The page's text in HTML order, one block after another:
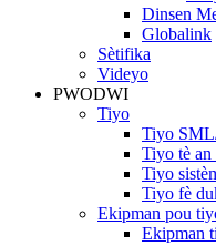
Dinsen
Globalink
Sètifika
Videyo
PWODWI
Tiyo
Tiyo
Tiyo tè
Tiyo
Tiyo fè
Ekipman pou
Ekipman